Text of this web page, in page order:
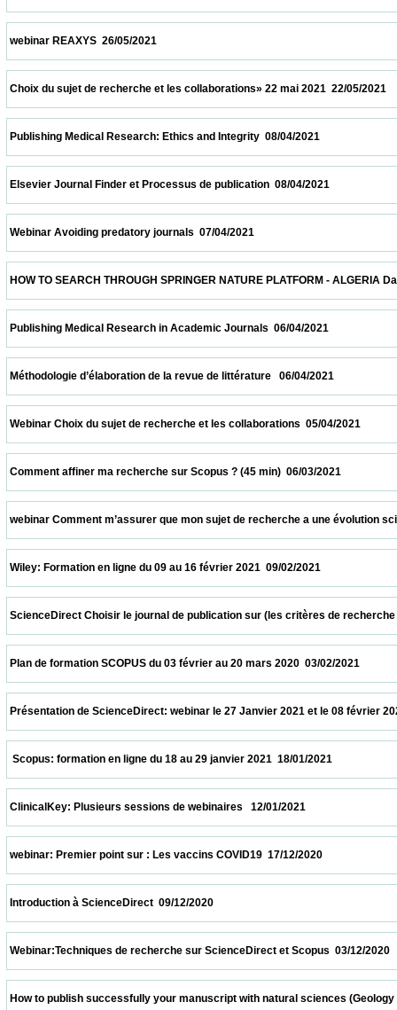
webinar REAXYS  26/05/2021
Choix du sujet de recherche et les collaborations» 22 mai 2021
Publishing Medical Research: Ethics and Integrity  08/04/2021
Elsevier Journal Finder et Processus de publication  08/04/
Webinar Avoiding predatory journals  07/04/2021
HOW TO SEARCH THROUGH SPRINGER NATURE PLATFORM -
Publishing Medical Research in Academic Journals  06/04/
Méthodologie d’élaboration de la revue de littérature   06/04/
Webinar Choix du sujet de recherche et les collaborations  05/
Comment affiner ma recherche sur Scopus ? (45 min)  06/03/
webinar Comment m’assurer que mon sujet de recherche a une
Wiley: Formation en ligne du 09 au 16 février 2021  09/02/2021
ScienceDirect Choisir le journal de publication sur (les critères de
Plan de formation SCOPUS du 03 février au 20 mars 2020  03/
Présentation de ScienceDirect: webinar le 27 Janvier 2021 et le 08
Scopus: formation en ligne du 18 au 29 janvier 2021  18/01/
ClinicalKey: Plusieurs sessions de webinaires   12/01/2021
webinar: Premier point sur : Les vaccins COVID19  17/12/2020
Introduction à ScienceDirect  09/12/2020
Webinar:Techniques de recherche sur ScienceDirect et Scopus
How to publish successfully your manuscript with natural sciences